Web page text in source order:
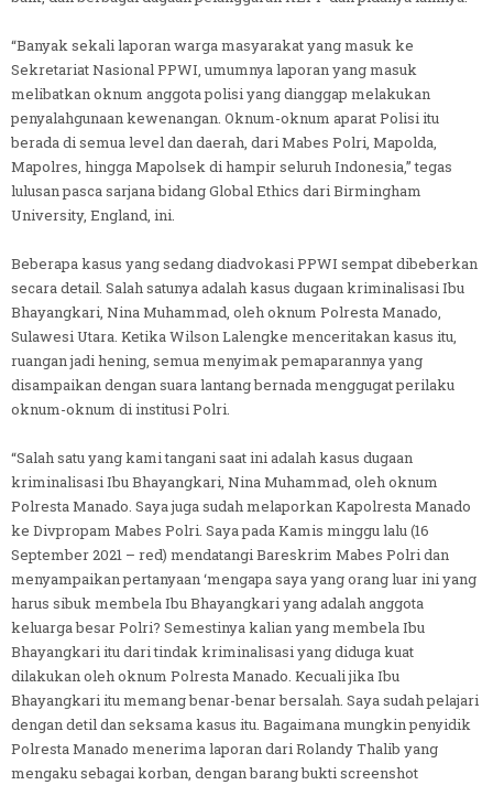
“Banyak sekali laporan warga masyarakat yang masuk ke
Sekretariat Nasional PPWI, umumnya laporan yang masuk
melibatkan oknum anggota polisi yang dianggap melakukan
penyalahgunaan kewenangan. Oknum-oknum aparat Polisi itu
berada di semua level dan daerah, dari Mabes Polri, Mapolda,
Mapolres, hingga Mapolsek di hampir seluruh Indonesia,” tegas
lulusan pasca sarjana bidang Global Ethics dari Birmingham
University, England, ini.
Beberapa kasus yang sedang diadvokasi PPWI sempat dibeberkan
secara detail. Salah satunya adalah kasus dugaan kriminalisasi Ibu
Bhayangkari, Nina Muhammad, oleh oknum Polresta Manado,
Sulawesi Utara. Ketika Wilson Lalengke menceritakan kasus itu,
ruangan jadi hening, semua menyimak pemaparannya yang
disampaikan dengan suara lantang bernada menggugat perilaku
oknum-oknum di institusi Polri.
“Salah satu yang kami tangani saat ini adalah kasus dugaan
kriminalisasi Ibu Bhayangkari, Nina Muhammad, oleh oknum
Polresta Manado. Saya juga sudah melaporkan Kapolresta Manado
ke Divpropam Mabes Polri. Saya pada Kamis minggu lalu (16
September 2021 – red) mendatangi Bareskrim Mabes Polri dan
menyampaikan pertanyaan ‘mengapa saya yang orang luar ini yang
harus sibuk membela Ibu Bhayangkari yang adalah anggota
keluarga besar Polri? Semestinya kalian yang membela Ibu
Bhayangkari itu dari tindak kriminalisasi yang diduga kuat
dilakukan oleh oknum Polresta Manado. Kecuali jika Ibu
Bhayangkari itu memang benar-benar bersalah. Saya sudah pelajari
dengan detil dan seksama kasus itu. Bagaimana mungkin penyidik
Polresta Manado menerima laporan dari Rolandy Thalib yang
mengaku sebagai korban, dengan barang bukti screenshot